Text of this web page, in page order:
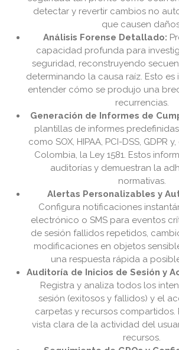
detectar y revertir cambios no
que causen
Análisis Forense Detallado:
capacidad profunda para
seguridad, reconstruyendo
determinando la causa raíz. Esto
entender cómo se produjo una
recurrencias.
Generación de Informes de
plantillas de informes
como SOX, HIPAA, PCI-DSS, GDPR
Colombia, la Ley 1581. Estos
auditorías y demuestran la
normativas.
Alertas Personalizables y
Configura notificaciones
electrónico o SMS para eventos
de sesión fallidos repetidos,
modificaciones en objetos
una respuesta rápida a
Auditoría de Inicios de Sesión y
Registra y analiza todos los
sesión (exitosos y fallidos) y el
carpetas y recursos
vista clara de la actividad del
recursos.